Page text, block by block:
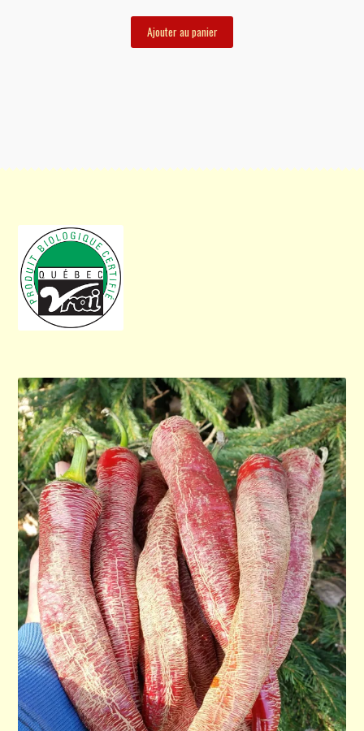
Ajouter au panier